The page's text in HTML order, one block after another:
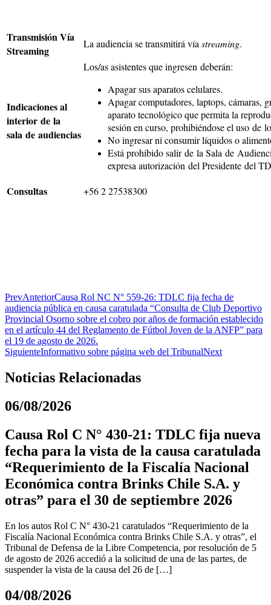
Transmisión Vía
Streaming
La audiencia se transmitirá víastreaming.
Indicaciones al
interior de la
sala de audiencias
Los/as asistentes que ingresen deberán:
Apagar sus aparatos celulares.
Apagar computadores, laptops, cámaras,
aparato tecnológico que permita la
sesión en curso, prohibiéndose el uso de
No ingresar ni consumir líquidos o
Está prohibido salir de la Sala de
expresa autorización del Presidente del
Consultas +56 2 27538300
PrevAnteriorCausa Rol NC N° 559-26: TDLC fija fecha de
audiencia pública en causa caratulada “Consulta de Club Deportivo
Provincial Osorno sobre el cobro por años de formación establecido
en el artículo 44 del Reglamento de Fútbol Joven de la ANFP” para
el 19 de agosto de 2026.
SiguienteInformativo sobre página web del TribunalNext
Noticias Relacionadas
06/08/2026
Causa Rol C N° 430-21: TDLC fija nueva
fecha para la vista de la causa caratulada
“Requerimiento de la Fiscalía Nacional
Económica contra Brinks Chile S.A. y
otras” para el 30 de septiembre 2026
En los autos Rol C N° 430-21 caratulados “Requerimiento de la
Fiscalía Nacional Económica contra Brinks Chile S.A. y otras”, el
Tribunal de Defensa de la Libre Competencia, por resolución de 5
de agosto de 2026 accedió a la solicitud de una de las partes, de
suspender la vista de la causa del 26 de […]
04/08/2026